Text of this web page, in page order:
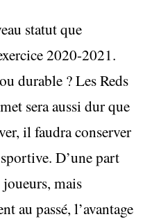
statut que
2020-2021.
durable ? Les Reds
sera aussi dur que
il faudra conserver
D’une part
mais
au passé, l’avantage